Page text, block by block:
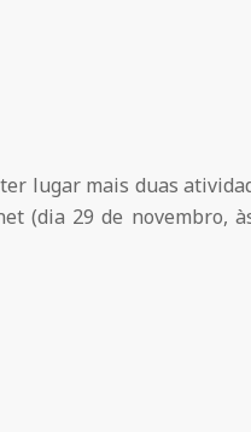
lugar mais duas
(dia 29 de novembro,